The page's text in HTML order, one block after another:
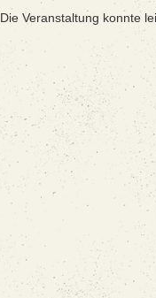
Die Veranstaltung konnte